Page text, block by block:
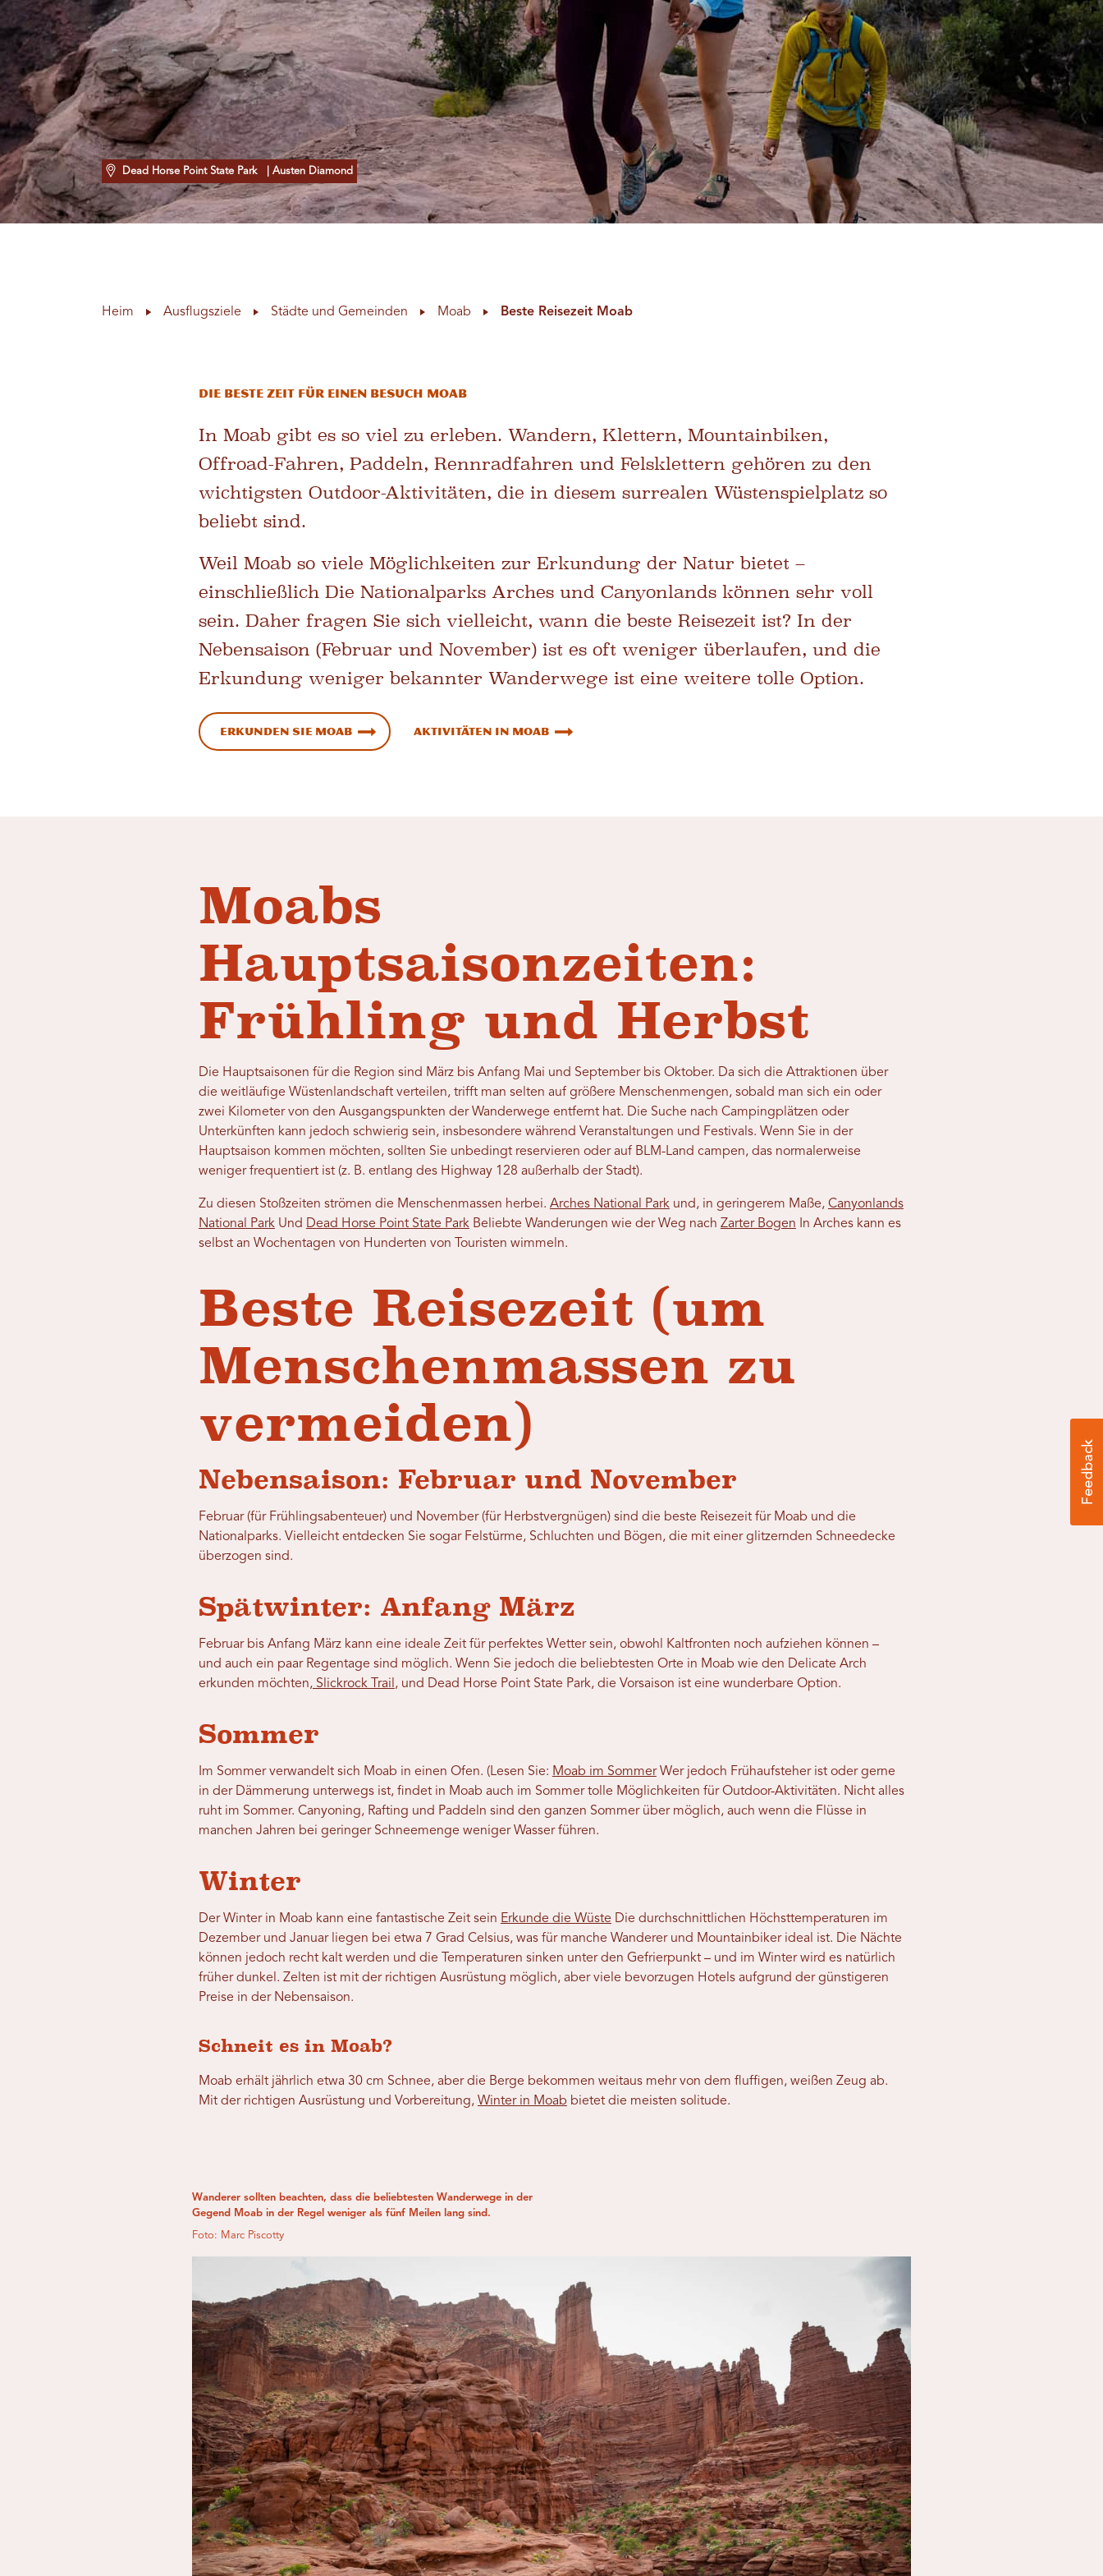
Dead Horse Point State Park | Austen Diamond
Heim Ausflugsziele Städte und Gemeinden Moab Beste Reisezeit Moab
Die beste Zeit für einen Besuch Moab
In Moab gibt es so viel zu erleben. Wandern, Klettern, Mountainbiken,
Offroad-Fahren, Paddeln, Rennradfahren und Felsklettern gehören zu den
wichtigsten Outdoor-Aktivitäten, die in diesem surrealen Wüstenspielplatz so
beliebt sind.
Weil Moab so viele Möglichkeiten zur Erkundung der Natur bietet –
einschließlich Die Nationalparks Arches und Canyonlands können sehr voll
sein. Daher fragen Sie sich vielleicht, wann die beste Reisezeit ist? In der
Nebensaison (Februar und November) ist es oft weniger überlaufen, und die
Erkundung weniger bekannter Wanderwege ist eine weitere tolle Option.
Erkunden Sie Moab Aktivitäten in Moab
Moabs
Hauptsaisonzeiten:
Frühling und Herbst
Die Hauptsaisonen für die Region sind März bis Anfang Mai und September bis Oktober. Da sich die Attraktionen über
die weitläufige Wüstenlandschaft verteilen, trifft man selten auf größere Menschenmengen, sobald man sich ein oder
zwei Kilometer von den Ausgangspunkten der Wanderwege entfernt hat. Die Suche nach Campingplätzen oder
Unterkünften kann jedoch schwierig sein, insbesondere während Veranstaltungen und Festivals. Wenn Sie in der
Hauptsaison kommen möchten, sollten Sie unbedingt reservieren oder auf BLM-Land campen, das normalerweise
weniger frequentiert ist (z. B. entlang des Highway 128 außerhalb der Stadt).
Zu diesen Stoßzeiten strömen die Menschenmassen herbei. Arches National Parkund, in geringerem Maße, Canyonlands
National ParkUnd Dead Horse Point State ParkBeliebte Wanderungen wie der Weg nach Zarter Bogen In Arches kann es
selbst an Wochentagen von Hunderten von Touristen wimmeln.
Beste Reisezeit (um
Menschenmassen zu
vermeiden)
Nebensaison: Februar und November
Februar (für Frühlingsabenteuer) und November (für Herbstvergnügen) sind die beste Reisezeit für Moab und die
Nationalparks. Vielleicht entdecken Sie sogar Felstürme, Schluchten und Bögen, die mit einer glitzernden Schneedecke
überzogen sind.
Spätwinter: Anfang März
Februar bis Anfang März kann eine ideale Zeit für perfektes Wetter sein, obwohl Kaltfronten noch aufziehen können –
und auch ein paar Regentage sind möglich. Wenn Sie jedoch die beliebtesten Orte in Moab wie den Delicate Arch
erkunden möchten,Slickrock Trail , und Dead Horse Point State Park, die Vorsaison ist eine wunderbare Option.
Sommer
Im Sommer verwandelt sich Moab in einen Ofen. (Lesen Sie: Moab im SommerWer jedoch Frühaufsteher ist oder gerne
in der Dämmerung unterwegs ist, findet in Moab auch im Sommer tolle Möglichkeiten für Outdoor-Aktivitäten. Nicht alles
ruht im Sommer. Canyoning, Rafting und Paddeln sind den ganzen Sommer über möglich, auch wenn die Flüsse in
manchen Jahren bei geringer Schneemenge weniger Wasser führen.
Winter
Der Winter in Moab kann eine fantastische Zeit sein Erkunde die Wüste Die durchschnittlichen Höchsttemperaturen im
Dezember und Januar liegen bei etwa 7 Grad Celsius, was für manche Wanderer und Mountainbiker ideal ist. Die Nächte
können jedoch recht kalt werden und die Temperaturen sinken unter den Gefrierpunkt – und im Winter wird es natürlich
früher dunkel. Zelten ist mit der richtigen Ausrüstung möglich, aber viele bevorzugen Hotels aufgrund der günstigeren
Preise in der Nebensaison.
Schneit es in Moab?
Moab erhält jährlich etwa 30 cm Schnee, aber die Berge bekommen weitaus mehr von dem fluffigen, weißen Zeug ab.
Mit der richtigen Ausrüstung und Vorbereitung, Winter in Moab bietet die meisten solitude.
Wanderer sollten beachten, dass die beliebtesten Wanderwege in der
Gegend Moab in der Regel weniger als fünf Meilen lang sind.
Foto: Marc Piscotty